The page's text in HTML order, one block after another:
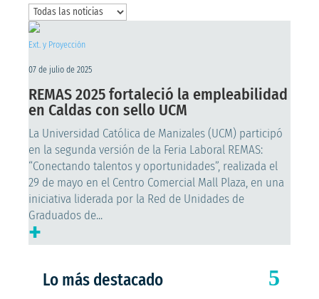
Ext. y Proyección
07 de julio de 2025
REMAS 2025 fortaleció la empleabilidad
en Caldas con sello UCM
La Universidad Católica de Manizales (UCM) participó
en la segunda versión de la Feria Laboral REMAS:
“Conectando talentos y oportunidades”, realizada el
29 de mayo en el Centro Comercial Mall Plaza, en una
iniciativa liderada por la Red de Unidades de
Graduados de...
+
Lo más destacado